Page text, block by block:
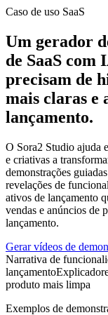
Caso de uso SaaS
Um gerador
de SaaS com
precisam de
mais claras e
lançamento.
O Sora2 Studio ajuda
e criativas a
demonstrações
revelações de
ativos de lançamento
vendas e anúncios de
lançamento.
Gerar vídeos de
Narrativa de
lançamento
produto mais limpa
Exemplos de